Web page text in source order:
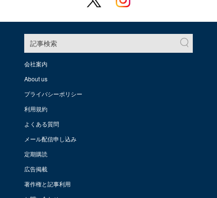
記事検索
会社案内
About us
プライバシーポリシー
利用規約
よくある質問
メール配信申し込み
定期購読
広告掲載
著作権と記事利用